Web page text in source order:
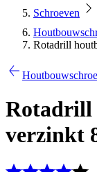
Schroeven
Rotadrill
Rotadrill
verzinkt